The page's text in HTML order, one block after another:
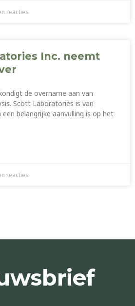
reacties
Inc. neemt
de overname aan van
Scott Laboratories is van
belangrijke aanvulling is op het
reacties